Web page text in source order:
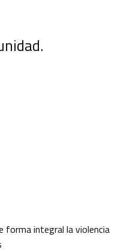
forma integral la violencia